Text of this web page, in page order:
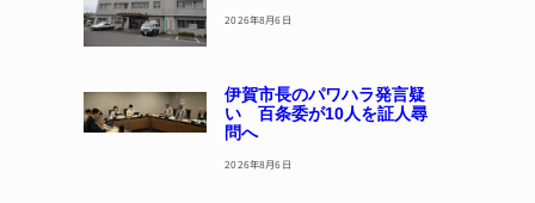
2026年8月6日
伊賀市長のパワハラ発言疑
い 百条委が10人を証人尋
問へ
2026年8月6日